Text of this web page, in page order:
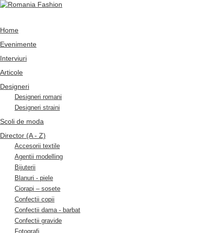
Home
Evenimente
Interviuri
Articole
Designeri
Designeri romani
Designeri straini
Scoli de moda
Director (A - Z)
Accesorii textile
Agentii modelling
Bijuterii
Blanuri - piele
Ciorapi – sosete
Confectii copii
Confectii dama - barbat
Confectii gravide
Fotografi